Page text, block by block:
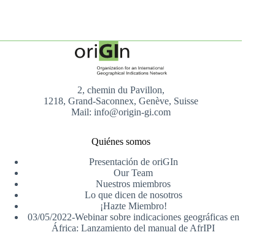
2, chemin du Pavillon,
1218, Grand-Saconnex, Genève, Suisse
Mail: info@origin-gi.com
Quiénes somos
Presentación de oriGIn
Our Team
Nuestros miembros
Lo que dicen de nosotros
¡Hazte Miembro!
03/05/2022-Webinar sobre indicaciones geográficas en
África: Lanzamiento del manual de AfrIPI